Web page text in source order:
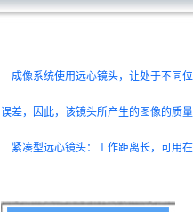
成像系统使用远心镜头，让处于不同
误差，因此，该镜头所产生的图像的质
紧凑型远心镜头：工作距离长，可用